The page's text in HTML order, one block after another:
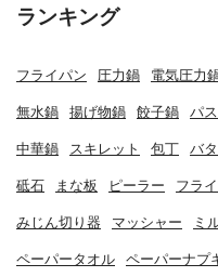
ランキング
フライパン 圧力鍋 電気圧力
無水鍋 揚げ物鍋 餃子鍋 パ
中華鍋 スキレット 包丁 バ
砥石 まな板 ピーラー フラ
みじん切り器 マッシャー ミ
ペーパータオル ペーパーナプ